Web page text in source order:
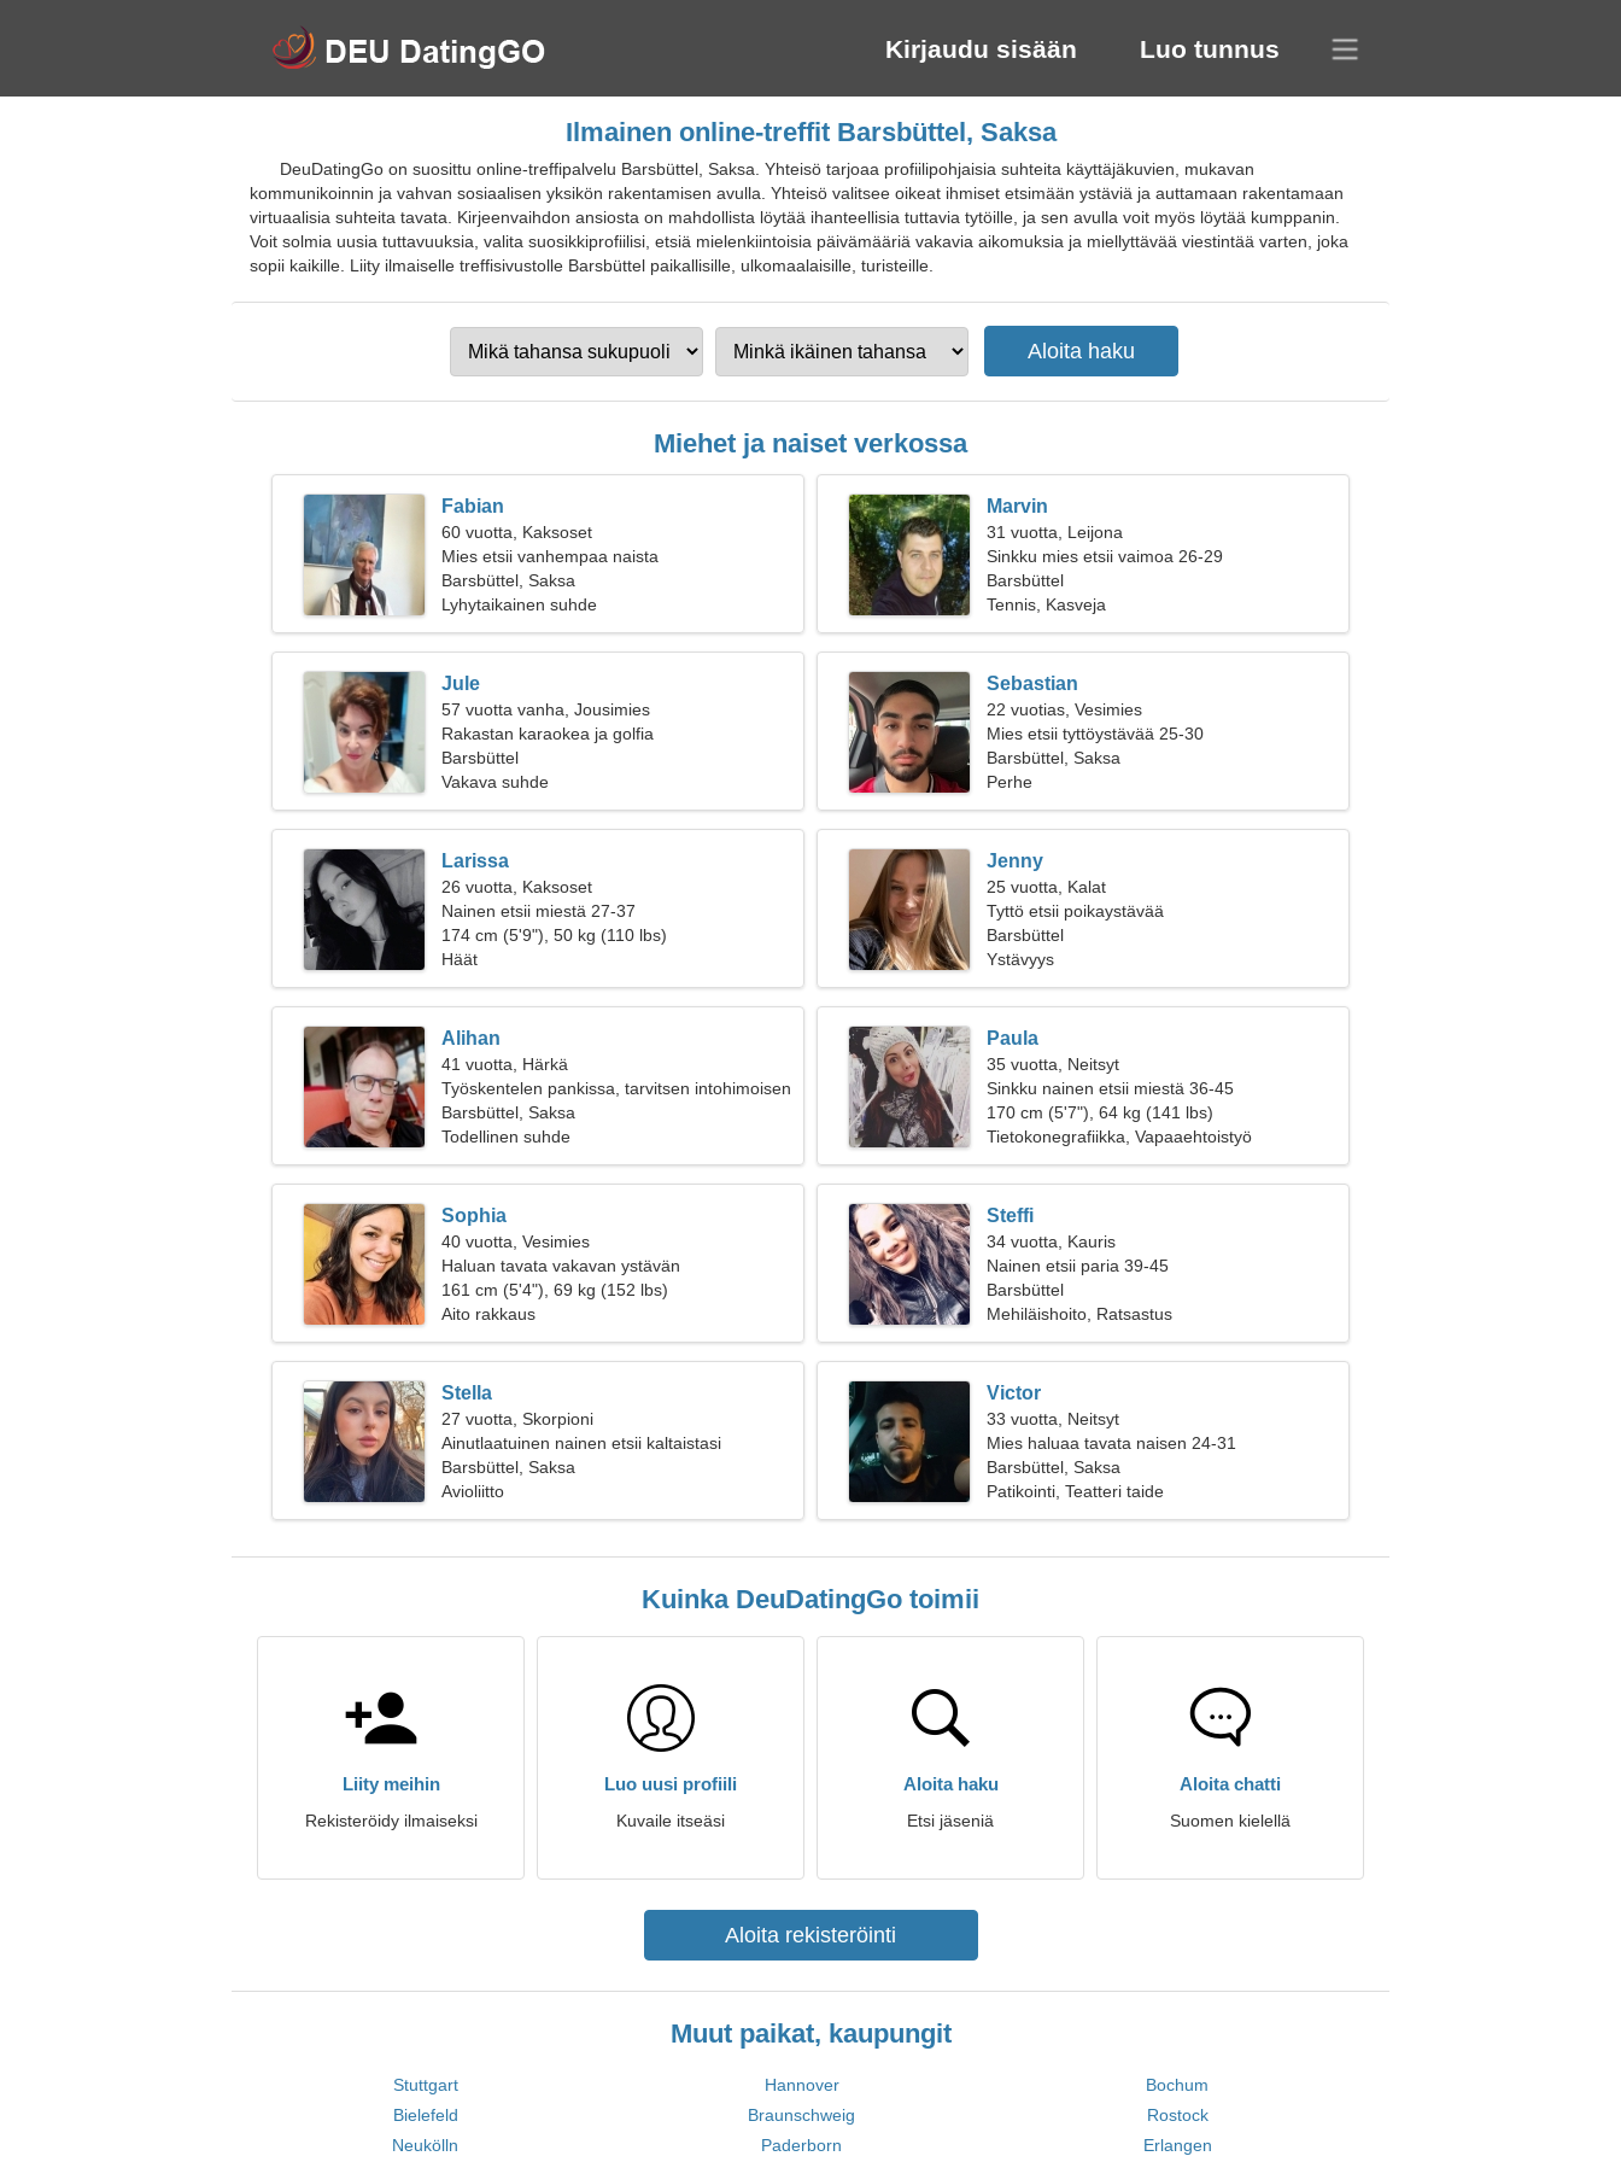
Kirjaudu sisään Luo tunnus
Ilmainen online-treffit Barsbüttel, Saksa
DeuDatingGo on suosittu online-treffipalvelu Barsbüttel, Saksa. Yhteisö tarjoaa profiilipohjaisia suhteita käyttäjäkuvien, mukavan
kommunikoinnin ja vahvan sosiaalisen yksikön rakentamisen avulla. Yhteisö valitsee oikeat ihmiset etsimään ystäviä ja auttamaan rakentamaan
virtuaalisia suhteita tavata. Kirjeenvaihdon ansiosta on mahdollista löytää ihanteellisia tuttavia tytöille, ja sen avulla voit myös löytää kumppanin.
Voit solmia uusia tuttavuuksia, valita suosikkiprofiilisi, etsiä mielenkiintoisia päivämääriä vakavia aikomuksia ja miellyttävää viestintää varten, joka
sopii kaikille. Liity ilmaiselle treffisivustolle Barsbüttel paikallisille, ulkomaalaisille, turisteille.
Miehet ja naiset verkossa
Fabian
60 vuotta, Kaksoset
Mies etsii vanhempaa naista
Barsbüttel, Saksa
Lyhytaikainen suhde
Marvin
31 vuotta, Leijona
Sinkku mies etsii vaimoa 26-29
Barsbüttel
Tennis, Kasveja
Jule
57 vuotta vanha, Jousimies
Rakastan karaokea ja golfia
Barsbüttel
Vakava suhde
Sebastian
22 vuotias, Vesimies
Mies etsii tyttöystävää 25-30
Barsbüttel, Saksa
Perhe
Larissa
26 vuotta, Kaksoset
Nainen etsii miestä 27-37
174 cm (5'9"), 50 kg (110 lbs)
Häät
Jenny
25 vuotta, Kalat
Tyttö etsii poikaystävää
Barsbüttel
Ystävyys
Alihan
41 vuotta, Härkä
Työskentelen pankissa, tarvitsen intohimoisen
naisen
Barsbüttel, Saksa
Todellinen suhde
Paula
35 vuotta, Neitsyt
Sinkku nainen etsii miestä 36-45
170 cm (5'7"), 64 kg (141 lbs)
Tietokonegrafiikka, Vapaaehtoistyö
Sophia
40 vuotta, Vesimies
Haluan tavata vakavan ystävän
161 cm (5'4"), 69 kg (152 lbs)
Aito rakkaus
Steffi
34 vuotta, Kauris
Nainen etsii paria 39-45
Barsbüttel
Mehiläishoito, Ratsastus
Stella
27 vuotta, Skorpioni
Ainutlaatuinen nainen etsii kaltaistasi
Barsbüttel, Saksa
Avioliitto
Victor
33 vuotta, Neitsyt
Mies haluaa tavata naisen 24-31
Barsbüttel, Saksa
Patikointi, Teatteri taide
Kuinka DeuDatingGo toimii
Liity meihin
Rekisteröidy ilmaiseksi
Luo uusi profiili
Kuvaile itseäsi
Aloita haku
Etsi jäseniä
Aloita chatti
Suomen kielellä
Aloita rekisteröinti
Muut paikat, kaupungit
Stuttgart Hannover
Bochum
Bielefeld
Braunschweig
Rostock
Neukölln
Paderborn Erlangen